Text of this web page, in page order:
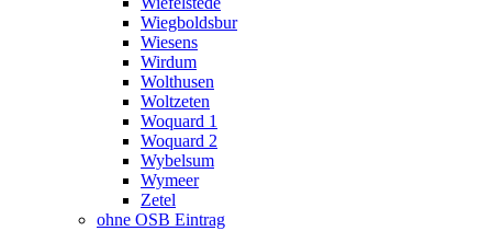
Wiegboldsbur
Wiesens
Wirdum
Wolthusen
Woltzeten
Woquard 1
Woquard 2
Wybelsum
Wymeer
Zetel
ohne OSB Eintrag